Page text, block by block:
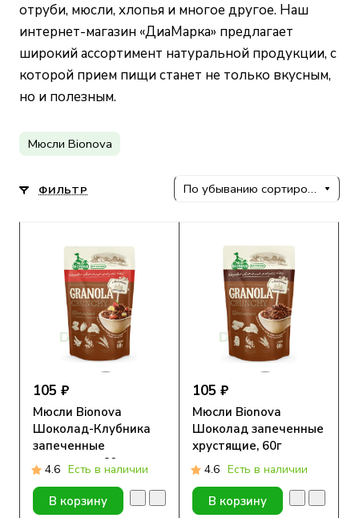
отруби, мюсли, хлопья и многое другое. Наш
интернет-магазин «ДиаМарка» предлагает
широкий ассортимент натуральной продукции, с
которой прием пищи станет не только вкусным,
но и полезным.
Мюсли Bionova
ФИЛЬТР По убыванию сортировки
105 ₽
Мюсли Bionova
Шоколад-Клубника
запеченные
хрустящие, 60г
4.6 Есть в наличии
В корзину
105 ₽
Мюсли Bionova
Шоколад запеченные
хрустящие, 60г
4.6 Есть в наличии
В корзину